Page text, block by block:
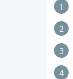
1
2
3
4